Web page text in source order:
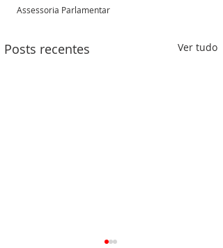
Assessoria Parlamentar
Posts recentes Ver tudo